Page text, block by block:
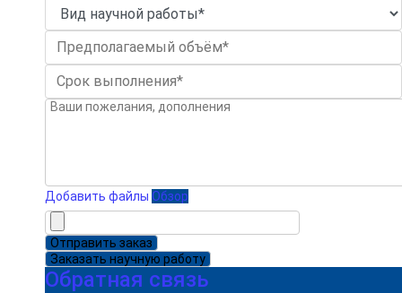
Добавить файлы Обзор
Отправить заказ
Заказать научную работу
Обратная связь